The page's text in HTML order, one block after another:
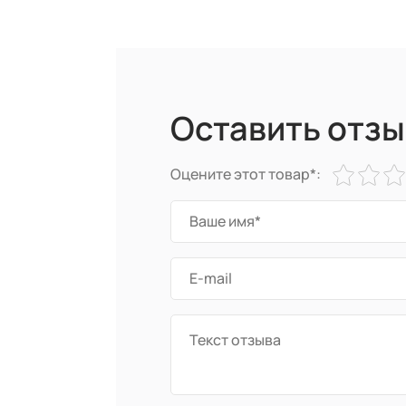
Оставить
Оцените этот товар*: